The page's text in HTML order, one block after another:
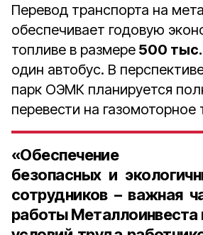
Перевод транспорта на
обеспечивает годовую
топливе в размере 500
один автобус. В
парк ОЭМК планируется
перевести на газомоторное
«Обеспечение
безопасных и
сотрудников – важная
работы